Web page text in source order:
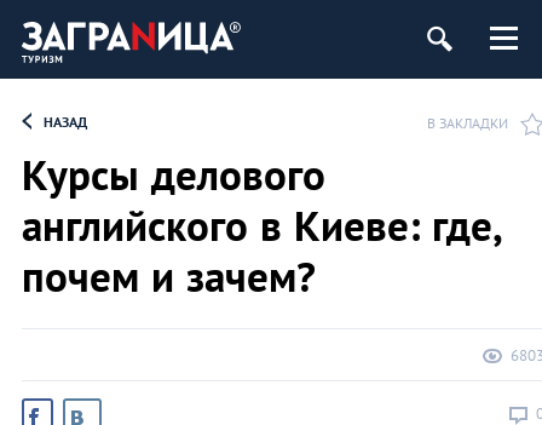
НАЗАД В ЗАКЛАДКИ
Курсы делового
английского в Киеве: где,
почем и зачем?